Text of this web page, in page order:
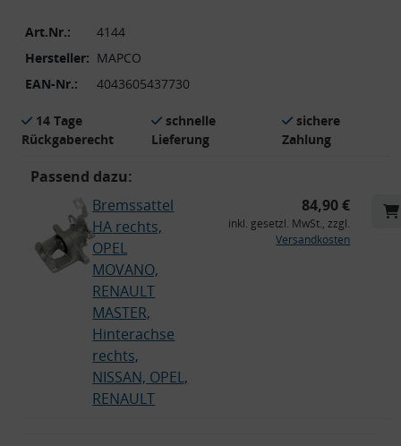
Art.Nr.:
4144
Hersteller: MAPCO
EAN-Nr.:
4043605437730
14 Tage
Rückgaberecht
schnelle
Lieferung
sichere
Zahlung
Passend dazu:
Bremssattel
HA rechts,
OPEL
MOVANO,
RENAULT
MASTER,
Hinterachse
rechts,
NISSAN, OPEL,
RENAULT
84,90 €
inkl. gesetzl. MwSt., zzgl.
Versandkosten